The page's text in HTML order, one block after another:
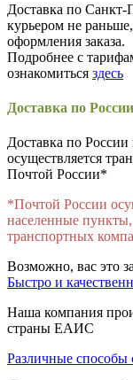
Доставка по Санкт-
курьером не
оформления заказа.
Подробнее с
ознакомиться здесь
Доставка по
Доставка по
осуществляется
Почтой России*
*Почтой России
населенные
транспортных
Возможно, вас это
Быстро и
Наша компания
страны ЕАИС
Различные способы